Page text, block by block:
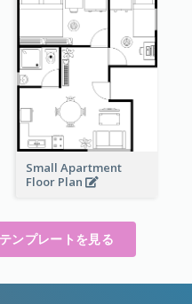
Small Apartment
Floor Plan
ンプレートを見る